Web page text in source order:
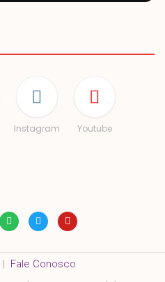
Instagram Youtube
| Fale Conosco